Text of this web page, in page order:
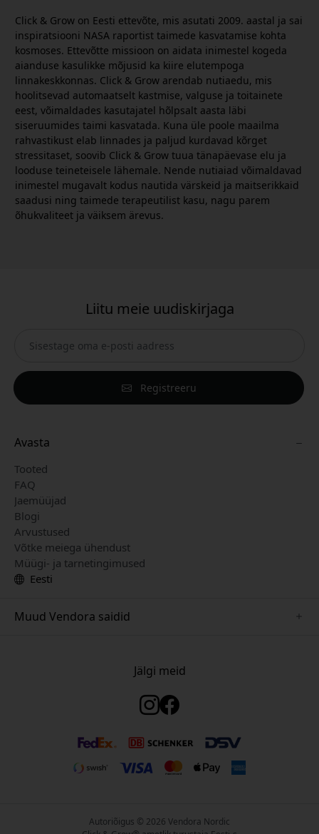
Click & Grow on Eesti ettevõte, mis asutati 2009. aastal ja sai
inspiratsiooni NASA raportist taimede kasvatamise kohta
kosmoses. Ettevõtte missioon on aidata inimestel kogeda
aianduse kasulikke mõjusid ka kiire elutempoga
linnakeskkonnas. Click & Grow arendab nutiaedu, mis
hoolitsevad automaatselt kastmise, valguse ja toitainete
eest, võimaldades kasutajatel hõlpsalt aasta läbi
siseruumides taimi kasvatada. Kuna üle poole maailma
rahvastikust elab linnades ja paljud kurdavad kõrget
stressitaset, soovib Click & Grow tuua tänapäevase elu ja
looduse teineteisele lähemale. Nende nutiaiad võimaldavad
inimestel mugavalt kodus nautida värskeid ja maitserikkaid
saadusi ning taimede terapeutilist kasu, nagu parem
õhukvaliteet ja väiksem ärevus.
Liitu meie uudiskirjaga
Registreeru
Avasta
Tooted
FAQ
Jaemüüjad
Blogi
Arvustused
Võtke meiega ühendust
Müügi- ja tarnetingimused
Eesti
Muud Vendora saidid
www.plaud.se
Jälgi meid
Autoriõigus © 2026 Vendora Nordic